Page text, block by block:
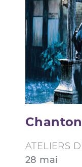
ATELIERS
28 mai